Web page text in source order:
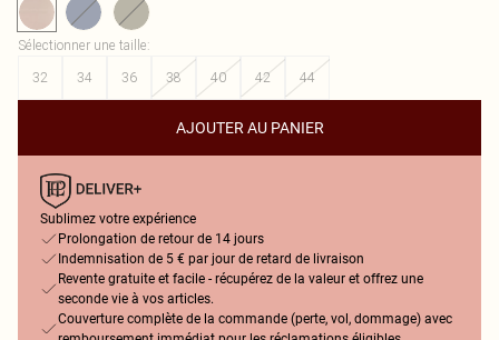
Sélectionner une taille:
32
34 36 38 40 42 44
AJOUTER AU PANIER
Sublimez votre expérience
Prolongation de retour de 14 jours
Indemnisation de 5 € par jour de retard de livraison
Revente gratuite et facile - récupérez de la valeur et offrez une
seconde vie à vos articles.
Couverture complète de la commande (perte, vol, dommage) avec